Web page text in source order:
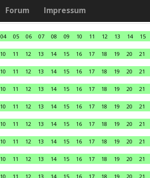
Forum Impressum
04 05 06 07 08 09 10 11 12 13 14 15
10 11 12 13 14 15 16 17 18 19 20 21
10 11 12 13 14 15 16 17 18 19 20 21
10 11 12 13 14 15 16 17 18 19 20 21
10 11 12 13 14 15 16 17 18 19 20 21
10 11 12 13 14 15 16 17 18 19 20 21
10 11 12 13 14 15 16 17 18 19 20 21
10 11 12 13 14 15 16 17 18 19 20 21
10 11 12 13 14 15 16 17 18 19 20 21